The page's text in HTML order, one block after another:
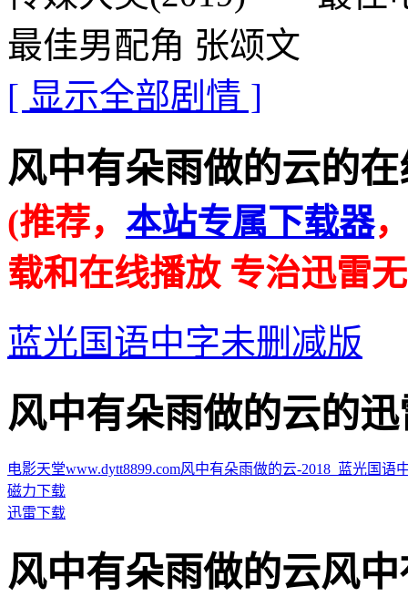
最佳男配角 张颂文
[ 显示全部剧情 ]
风中有朵雨做的云的在
(推荐， 本站专属下载器
载和在线播放 专治迅雷
蓝光国语中字未删减版
风中有朵雨做的云的迅
电影天堂www.dytt8899.com风中有朵雨做的云-2018_蓝光国语
磁力下载
迅雷下载
风中有朵雨做的云风